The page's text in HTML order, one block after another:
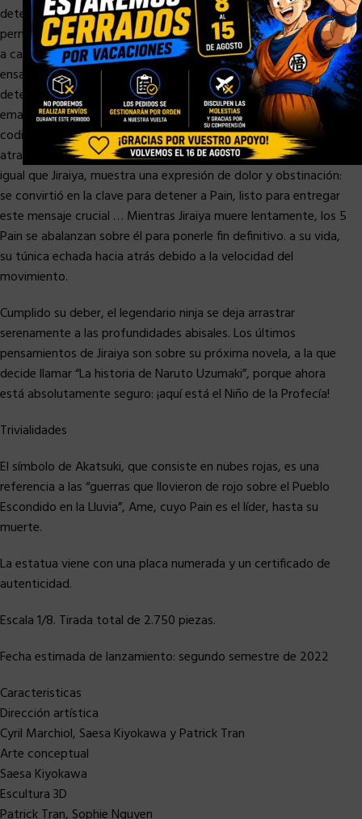
determinación inquebrantable de Naruto … Un recuerdo que le
permite a su corazón latir por última vez para finalmente llevar
a cabo su misión. Haciendo una mueca con su boca
ensangrentada, mostrando una mirada vidriosa pero
determinada, usa el chakra en resina transparente azulada que
emana de la punta de su dedo, para grabar un mensaje
codificado en la espalda de Fukasaku. Aquí, notamos su brazo
atravesado por la lanza del sexto dolor que mató. El sapo, al
igual que Jiraiya, muestra una expresión de dolor y obstinación:
se convirtió en la clave para detener a Pain, listo para entregar
este mensaje crucial … Mientras Jiraiya muere lentamente, los 5
Pain se abalanzan sobre él para ponerle fin definitivo. a su vida,
su túnica echada hacia atrás debido a la velocidad del
movimiento.
Cumplido su deber, el legendario ninja se deja arrastrar
serenamente a las profundidades abisales. Los últimos
pensamientos de Jiraiya son sobre su próxima novela, a la que
decide llamar “La historia de Naruto Uzumaki”, porque ahora
está absolutamente seguro: ¡aquí está el Niño de la Profecía!
Trivialidades
El símbolo de Akatsuki, que consiste en nubes rojas, es una
referencia a las “guerras que llovieron de rojo sobre el Pueblo
Escondido en la Lluvia”, Ame, cuyo Pain es el líder, hasta su
muerte.
La estatua viene con una placa numerada y un certificado de
autenticidad.
Escala 1/8. Tirada total de 2.750 piezas.
Fecha estimada de lanzamiento: segundo semestre de 2022
Caracteristicas
Dirección artística
Cyril Marchiol, Saesa Kiyokawa y Patrick Tran
Arte conceptual
Saesa Kiyokawa
Escultura 3D